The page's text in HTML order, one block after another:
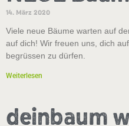
14. März 2020
Viele neue Bäume warten auf
auf dich! Wir freuen uns, dich
begrüssen zu dürfen.
Weiterlesen
deinbaum